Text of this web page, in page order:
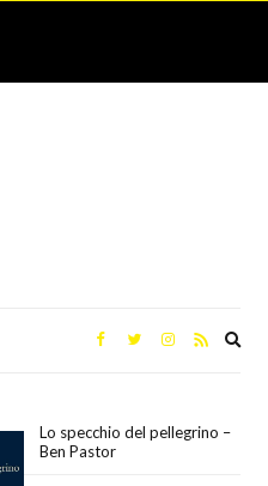
Lo specchio del pellegrino –
Ben Pastor